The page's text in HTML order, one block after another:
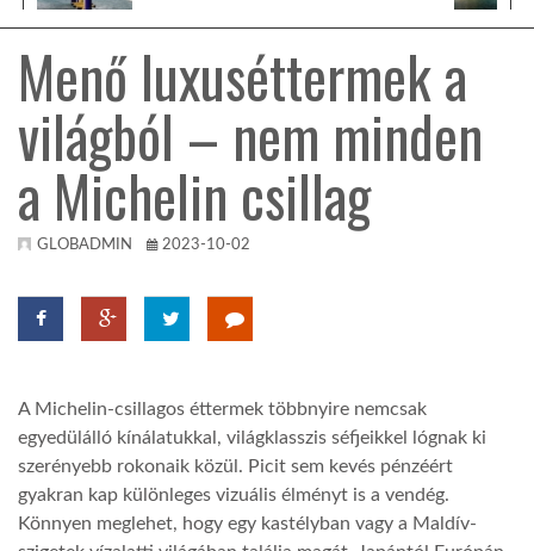
LATIN-AMERIKA
KÖZEL-KELET
AUSZTRÁLIA
A VILÁG ITTHON
MÉDIA
Menő luxuséttermek a
világból – nem minden
a Michelin csillag
GLOBADMIN 2023-10-02
A Michelin-csillagos éttermek többnyire nemcsak
egyedülálló kínálatukkal, világklasszis séfjeikkel lógnak ki
szerényebb rokonaik közül. Picit sem kevés pénzéért
gyakran kap különleges vizuális élményt is a vendég.
Könnyen meglehet, hogy egy kastélyban vagy a Maldív-